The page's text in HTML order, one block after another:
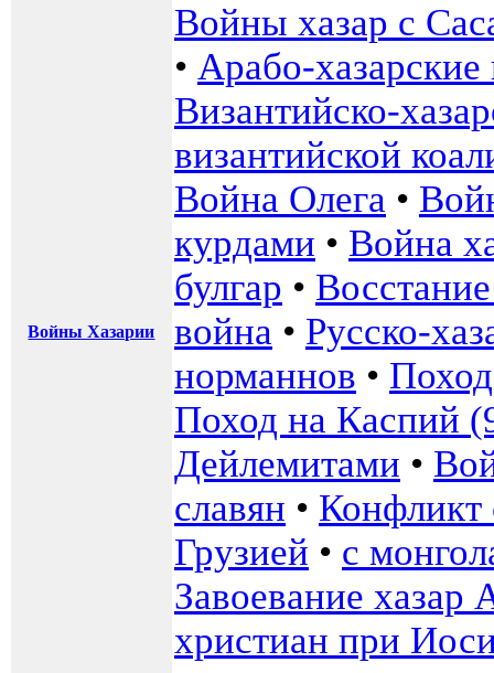
Войны Хазарии
Войны хазар с
• Арабо-
Византийско-
византийской
Война Олега •
курдами • Война
булгар •
война • Русско-
норманнов •
Поход на Каспий
Дейлемитами •
славян • Конфликт
Грузией • с
Завоевание
христиан при